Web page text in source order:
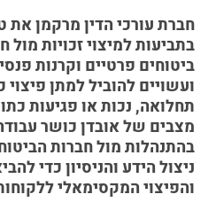
חברת עורכי הדין מרקמן את
בתביעות למיצוי זכויות מול
ביטוחים פרטיים וקרנות
ועשויים להוביל למתן
תחלואה, נכות או פגיעות
מצבים של אובדן כושר
בהתנהלות מול חברות
ניצול הידע והניסיון כדי
והפיצוי המקסימאלי